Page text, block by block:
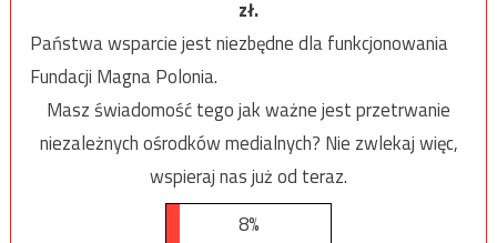
zł.
Państwa wsparcie jest niezbędne dla funkcjonowania
Fundacji Magna Polonia.
Masz świadomość tego jak ważne jest przetrwanie
niezależnych ośrodków medialnych? Nie zwlekaj więc,
wspieraj nas już od teraz.
8%